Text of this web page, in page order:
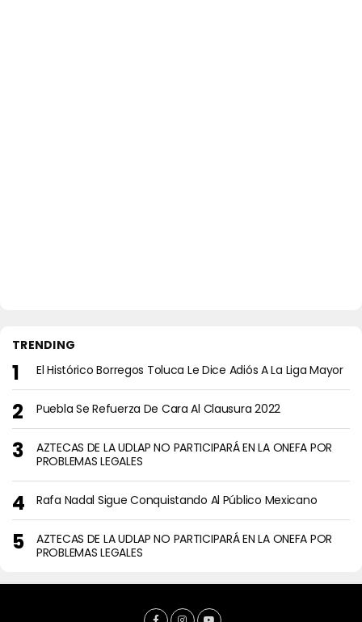
TRENDING
El Histórico Borregos Toluca Le Dice Adiós A La Liga Mayor
Puebla Se Refuerza De Cara Al Clausura 2022
AZTECAS DE LA UDLAP NO PARTICIPARÁ EN LA ONEFA POR
PROBLEMAS LEGALES
Rafa Nadal Sigue Conquistando Al Público Mexicano
AZTECAS DE LA UDLAP NO PARTICIPARÁ EN LA ONEFA POR
PROBLEMAS LEGALES